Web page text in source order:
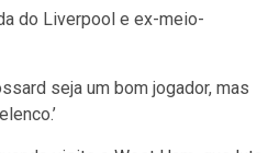
do Liverpool e ex-meio-
seja um bom jogador, mas